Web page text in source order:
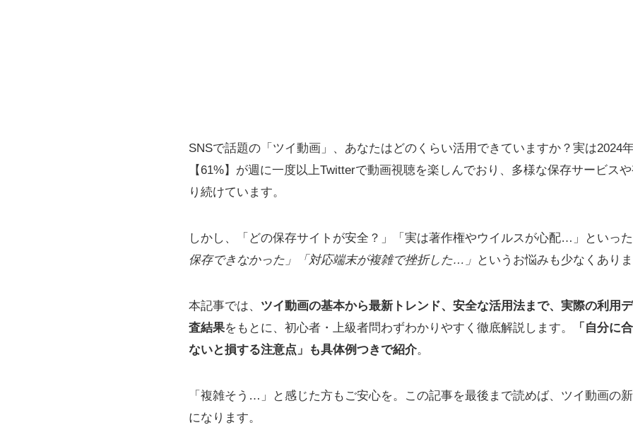
SNSで話題の「ツイ動画」、あなたはどのくらい活用できていますか？実は2024
【61%】が週に一度以上Twitterで動画視聴を楽しんでおり、多様な保存サービス
り続けています。
しかし、「どの保存サイトが安全？」「実は著作権やウイルスが心配…」といっ
保存できなかった」「対応端末が複雑で挫折した…」 というお悩みも少なくあり
本記事では、 ツイ動画の基本から最新トレンド、安全な活用法まで、実際の利用
査結果をもとに、初心者・上級者問わずわかりやすく徹底解説します。
「自分に
ないと損する注意点」も具体例つきで紹介。
「複雑そう…」と感じた方もご安心を。この記事を最後まで読めば、ツイ動画の
になります。